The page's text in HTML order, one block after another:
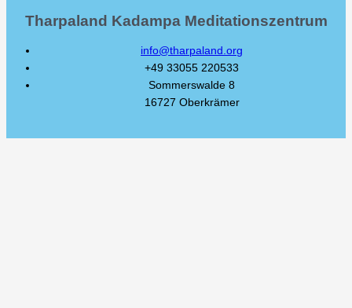
Tharpaland Kadampa Meditationszentrum
info@tharpaland.org
+49 33055 220533
Sommerswalde 8
16727 Oberkrämer